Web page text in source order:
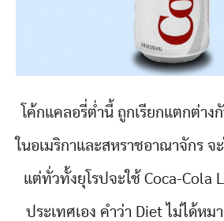
โค้กแคลอรี่ต่ำนี้ ถูกเรียกแตกต่าง
ในอเมริกาและสหราชอาณาจักร จ
แต่ทั่วทั้งยุโรปจะใช้ Coca-Cola
ประเทศเอง คำว่า Diet ไม่ได้ห